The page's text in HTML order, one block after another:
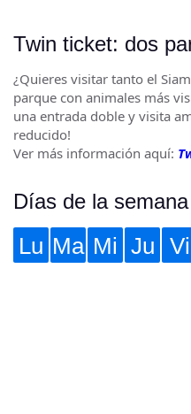
Twin ticket: dos
¿Quieres visitar tanto el
parque con animales más
una entrada doble y visita
reducido!
Ver más información aquí:
Días de la semana
Lu Ma Mi Ju Vi